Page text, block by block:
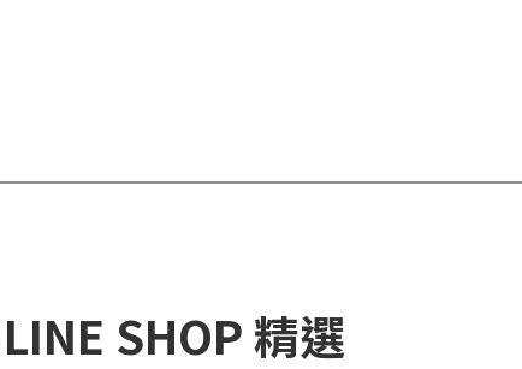
SHOP 精選